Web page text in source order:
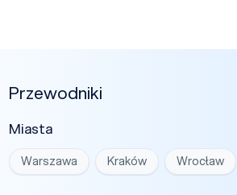
Przewodniki
Miasta
Warszawa Kraków Wrocław